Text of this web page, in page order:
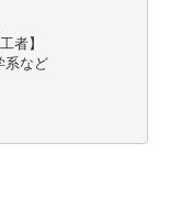
者】
系など